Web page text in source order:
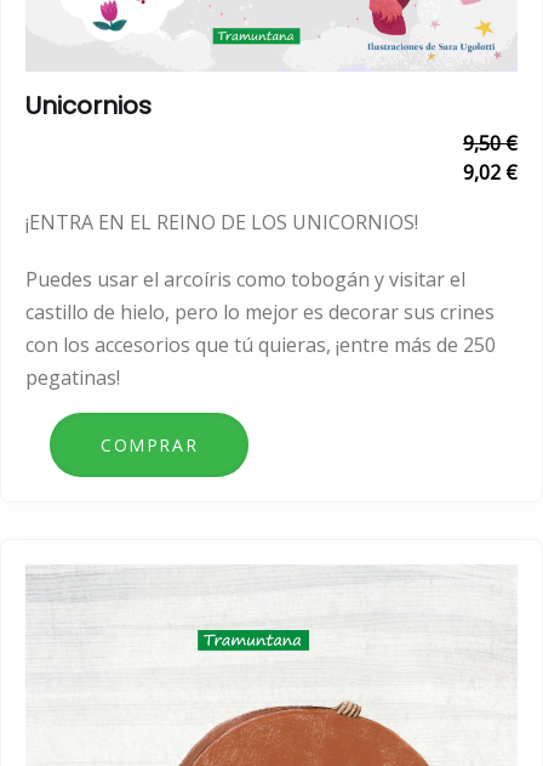
Unicornios
9,50 €
9,02 €
¡ENTRA EN EL REINO DE LOS UNICORNIOS!
Puedes usar el arcoíris como tobogán y visitar el
castillo de hielo, pero lo mejor es decorar sus crines
con los accesorios que tú quieras, ¡entre más de 250
pegatinas!